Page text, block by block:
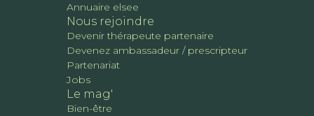
Annuaire elsee
Nous rejoindre
Devenir thérapeute partenaire
Devenez ambassadeur / prescripteur
Partenariat
Jobs
Le mag'
Bien-être